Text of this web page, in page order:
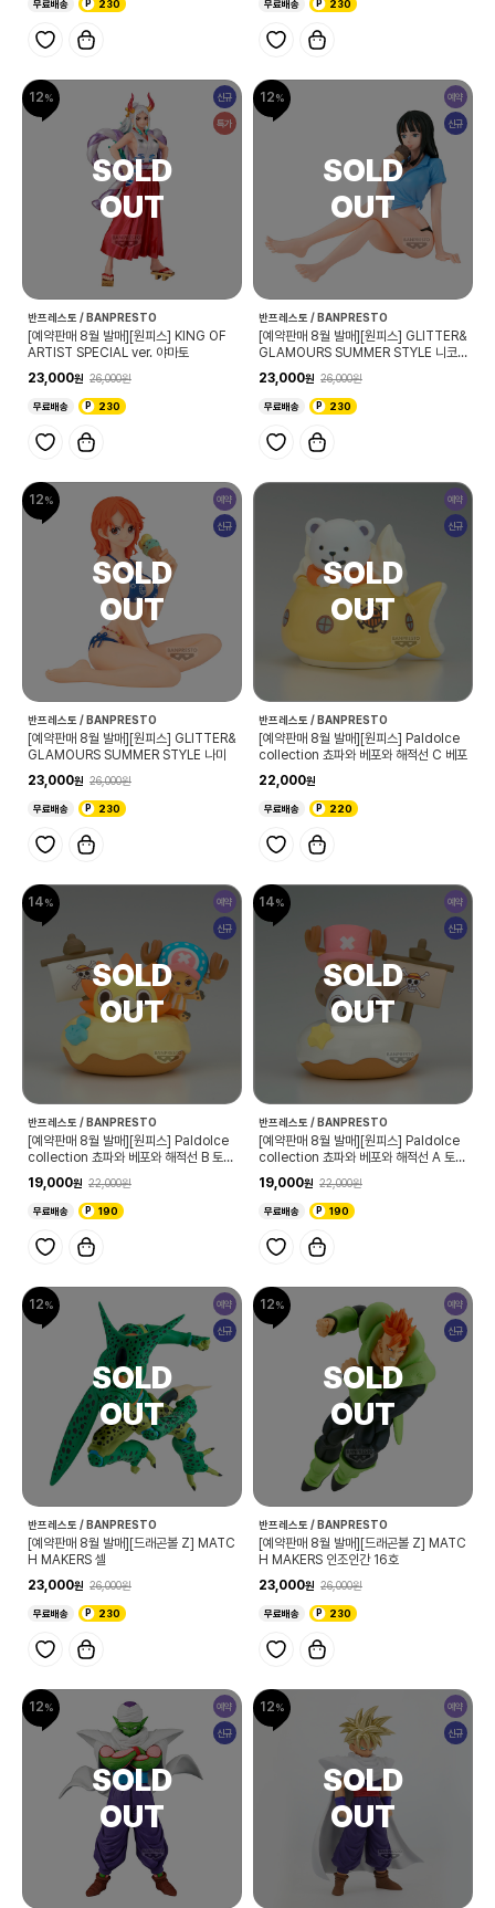
무료배송 230 무료배송 230
12 신규
특가
반프레스토 / BANPRESTO
[예약판매 8월 발매][원피스] KING OF
ARTIST SPECIAL ver. 야마토
23,000
26,000
무료배송 230
12 예약
신규
반프레스토 / BANPRESTO
[예약판매 8월 발매][원피스] GLITTER&
GLAMOURS SUMMER STYLE 니코
23,000 26,000
무료배송 230
12 예약
신규
반프레스토 / BANPRESTO
[예약판매 8월 발매][원피스] GLITTER&
GLAMOURS SUMMER STYLE 나미
23,000
26,000
무료배송 230
예약
신규
반프레스토 / BANPRESTO
[예약판매 8월 발매][원피스] Paldolce
collection 쵸파와 베포와 해적선 C 베포
22,000
무료배송 220
14 예약
신규
반프레스토 / BANPRESTO
[예약판매 8월 발매][원피스] Paldolce
collection 쵸파와 베포와 해적선 B 토니
19,000 22,000
무료배송 190
14 예약
신규
반프레스토 / BANPRESTO
[예약판매 8월 발매][원피스] Paldolce
collection 쵸파와 베포와 해적선 A 토니
19,000 22,000
무료배송 190
12 예약
신규
반프레스토 / BANPRESTO
[예약판매 8월 발매][드래곤볼 Z] MATC
H MAKERS 셀
23,000
26,000
무료배송 230
12 예약
신규
반프레스토 / BANPRESTO
[예약판매 8월 발매][드래곤볼 Z] MATC
H MAKERS 인조인간 16호
23,000
26,000
무료배송 230
12 예약
신규
12 예약
신규